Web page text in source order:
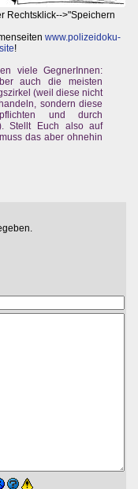
Rechtsklick-->"Speichern
www.polizeidoku-
!
viele GegnerInnen:
auch die meisten
(weil diese nicht
sondern diese
und durch
Stellt Euch also auf
das aber ohnehin